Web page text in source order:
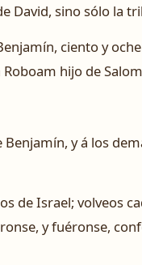
David, sino sólo la
ciento y
hijo de
Benjamín, y á los
de Israel; volveos
y fuéronse,